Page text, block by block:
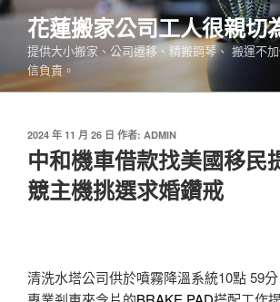
跳
要
內
花蓮搬家公司工人很親切
提供大小搬家、公司遷移、精搬鋼琴、 搬運不
信負責。
發
於
2024 年 11 月 26 日 作者: ADMIN
中和機車借款找美國移民
競主機挑選求婚鑽戒
清洗水塔公司供於噴霧降溫系統10點 59